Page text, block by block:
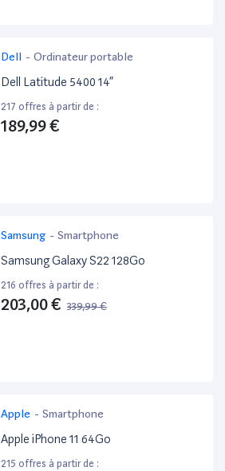
Dell - Ordinateur portable
Dell Latitude 5400 14”
217 offres à partir de :
189,99 €
Samsung - Smartphone
Samsung Galaxy S22 128Go
216 offres à partir de :
203,00 € 339,99 €
Apple - Smartphone
Apple iPhone 11 64Go
215 offres à partir de :